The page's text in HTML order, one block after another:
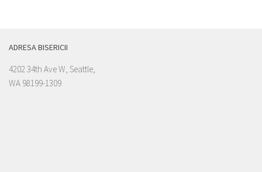
ADRESA BISERICII
4202 34th Ave W, Seattle,
WA 98199-1309